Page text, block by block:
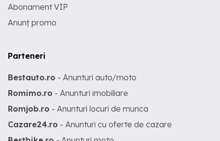
Abonament VIP
Anunț promo
Parteneri
Bestauto.ro - Anunturi auto/moto
Romimo.ro - Anunturi imobiliare
Romjob.ro - Anunturi locuri de munca
Cazare24.ro - Anunturi cu oferte de cazare